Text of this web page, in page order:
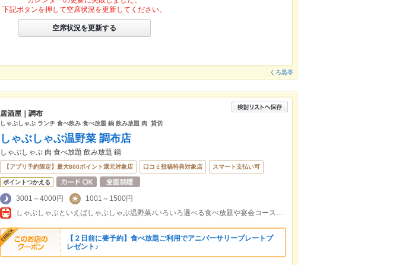
下記ボタンを押して空席状況を更新してください。
空席状況を更新する
くろ黒亭
居酒屋｜調布
しゃぶしゃぶ ランチ 食べ飲み 食べ放題 鍋 飲み放題 肉 貸切
しゃぶしゃぶ温野菜 調布店
しゃぶしゃぶ 肉 食べ放題 飲み放題 鍋
【アプリ予約限定】最大800ポイント還元対象店 口コミ投稿特典対象店 スマート支払い可
ポイントつかえる
3001～4000円
1001～1500円
しゃぶしゃぶといえばしゃぶしゃぶ温野菜♪いろいろ選べる食べ放題や宴会コースもご用意！
【２日前に要予約】食べ放題ご利用でアニバーサリープレートプ
レゼント♪